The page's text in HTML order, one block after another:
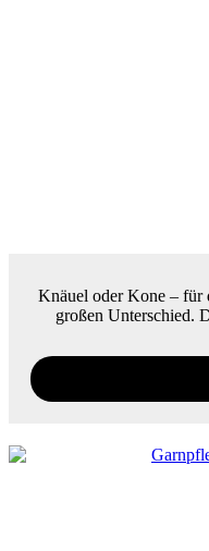
Knäuel oder Kone – für
großen Unterschied.